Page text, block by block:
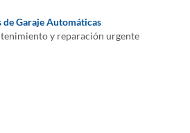
de Garaje Automáticas
y reparación urgente